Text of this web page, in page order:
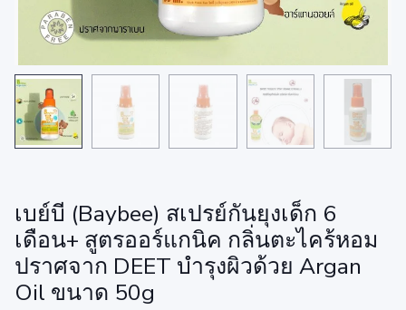
เบย์บี (Baybee) สเปรย์กันยุงเด็ก 6
เดือน+ สูตรออร์แกนิค กลิ่นตะไคร้หอม
ปราศจาก DEET บำรุงผิวด้วย Argan
Oil ขนาด 50g